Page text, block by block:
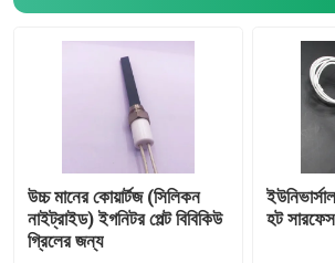
উচ্চ মানের কোয়ার্টজ (সিলিকন
নাইট্রাইড) ইগনিটর পেল্ট বিবিকিউ
গ্রিলের জন্য
হট